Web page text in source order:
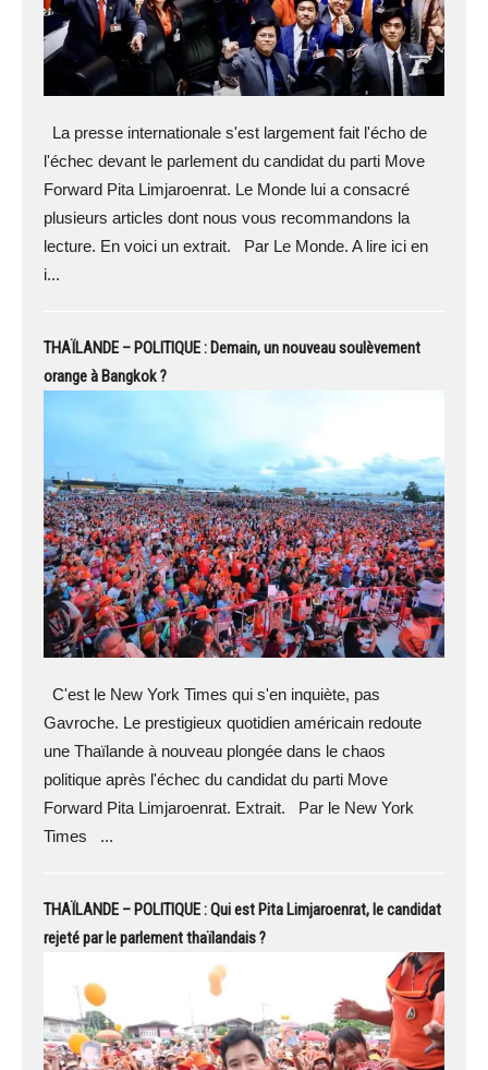
La presse internationale s'est largement fait l'écho de
l'échec devant le parlement du candidat du parti Move
Forward Pita Limjaroenrat. Le Monde lui a consacré
plusieurs articles dont nous vous recommandons la
lecture. En voici un extrait. Par Le Monde. A lire ici en
i...
THAÏLANDE – POLITIQUE : Demain, un nouveau soulèvement
orange à Bangkok ?
C'est le New York Times qui s'en inquiète, pas
Gavroche. Le prestigieux quotidien américain redoute
une Thaïlande à nouveau plongée dans le chaos
politique après l'échec du candidat du parti Move
Forward Pita Limjaroenrat. Extrait. Par le New York
Times ...
THAÏLANDE – POLITIQUE : Qui est Pita Limjaroenrat, le candidat
rejeté par le parlement thaïlandais ?